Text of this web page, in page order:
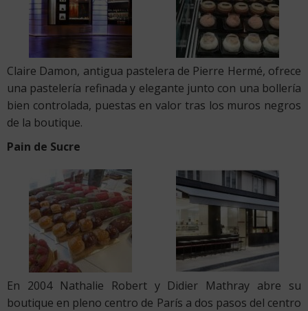
Claire Damon, antigua pastelera de Pierre Hermé, ofrece
una pastelería refinada y elegante junto con una bollería
bien controlada, puestas en valor tras los muros negros
de la boutique.
Pain de Sucre
En 2004 Nathalie Robert y Didier Mathray abre su
boutique en pleno centro de París a dos pasos del centro